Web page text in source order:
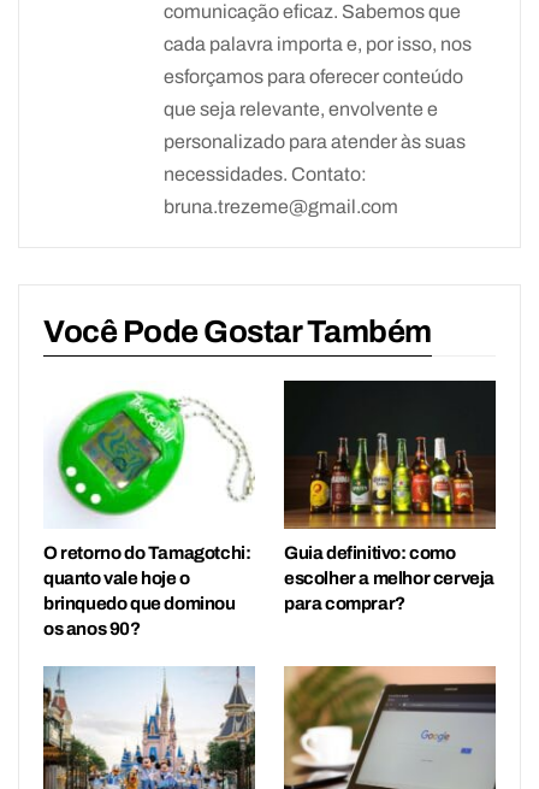
comunicação eficaz. Sabemos que
cada palavra importa e, por isso, nos
esforçamos para oferecer conteúdo
que seja relevante, envolvente e
personalizado para atender às suas
necessidades. Contato:
bruna.trezeme@gmail.com
Você Pode Gostar Também
O retorno do Tamagotchi:
quanto vale hoje o
brinquedo que dominou
os anos 90?
Guia definitivo: como
escolher a melhor cerveja
para comprar?